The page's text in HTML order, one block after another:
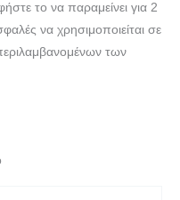
το να παραμείνει για 2
να χρησιμοποιείται σε
των